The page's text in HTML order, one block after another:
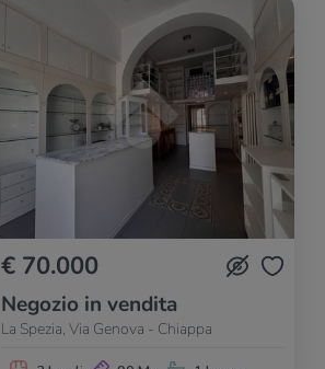
€ 70.000
Negozio in vendita
La Spezia, Via Genova - Chiappa